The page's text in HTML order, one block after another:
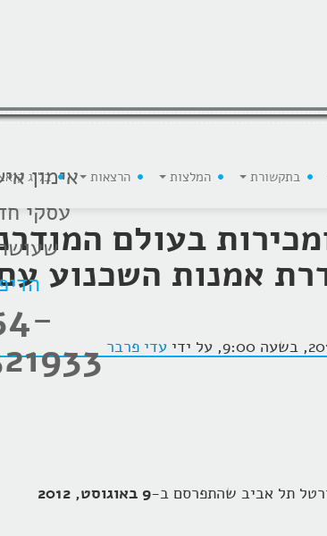
אימון
עסקי
בתקשורת המלצות הרצאות בלוג
בעולם
אמנות השכנוע
עדי פרבר
תל אביב שהתפרסם ב-9 באוגוסט, 2012